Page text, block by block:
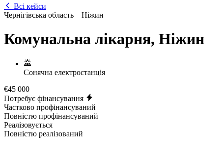
Всі кейси
Чернігівська область
Ніжин
Комунальна лікарня, Ніжин
Сонячна електростанція
€45 000
Потребує фінансування
Частково профінансуваний
Повністю профінансуваний
Реалізовується
Повністю реалізований